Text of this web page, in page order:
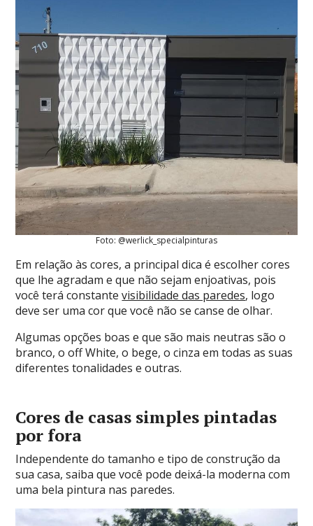
Foto: @werlick_specialpinturas
Em relação às cores, a principal dica é escolher cores
que lhe agradam e que não sejam enjoativas, pois
você terá constantevisibilidade das paredes, logo
deve ser uma cor que você não se canse de olhar.
Algumas opções boas e que são mais neutras são o
branco, o off White, o bege, o cinza em todas as suas
diferentes tonalidades e outras.
Cores de casas simples pintadas
por fora
Independente do tamanho e tipo de construção da
sua casa, saiba que você pode deixá-la moderna com
uma bela pintura nas paredes.